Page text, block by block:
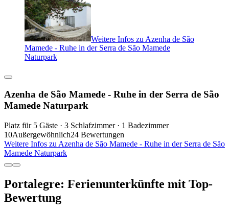
Weitere Infos zu Azenha de São
Mamede - Ruhe in der Serra de São Mamede
Naturpark
Azenha de São Mamede - Ruhe in der Serra de São
Mamede Naturpark
Platz für 5 Gäste · 3 Schlafzimmer · 1 Badezimmer
10Außergewöhnlich24 Bewertungen
Weitere Infos zu Azenha de São Mamede - Ruhe in der Serra de São
Mamede Naturpark
Portalegre: Ferienunterkünfte mit Top-
Bewertung